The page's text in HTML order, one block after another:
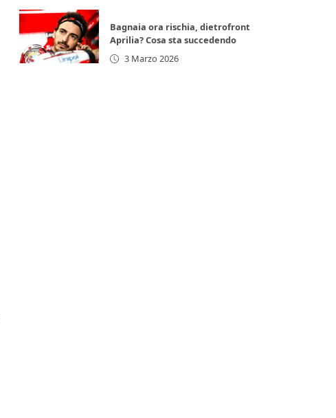
Bagnaia ora rischia, dietrofront
Aprilia? Cosa sta succedendo
3 Marzo 2026